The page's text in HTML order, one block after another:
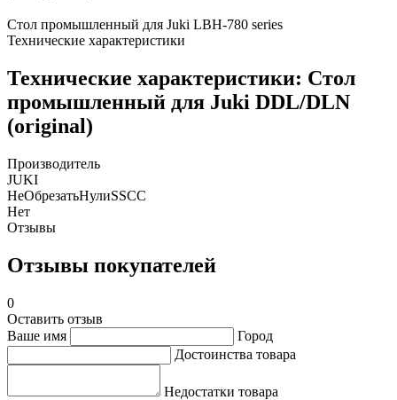
Стол промышленный для Juki LBH-780 series
Технические характеристики
Технические характеристики: Стол
промышленный для Juki DDL/DLN
(original)
Производитель
JUKI
НеОбрезатьНулиSSCC
Нет
Отзывы
Отзывы покупателей
0
Оставить отзыв
Ваше имя
Город
Достоинства товара
Недостатки товара